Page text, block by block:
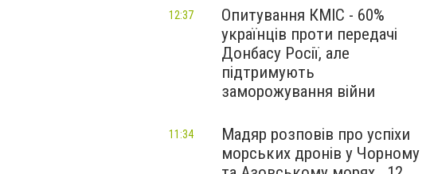
Опитування КМІС - 60%
українців проти передачі
Донбасу Росії, але
підтримують
заморожування війни
12:37
Мадяр розповів про успіхи
морських дронів у Чорному
11:34